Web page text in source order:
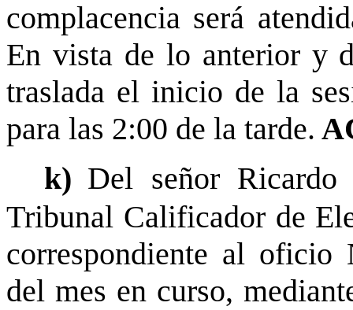
complacencia será
En vista de lo anterior y
traslada el inicio de la
para las 2:00 de la tarde.
k) Del señor Ricardo
Tribunal Calificador de
correspondiente al
del mes en curso,